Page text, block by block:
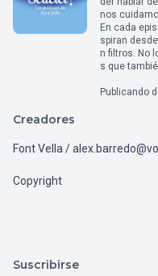
nos
En cada
spiran
n filtros. No
s que
Publicando
Creadores
Font Vella /
Copyright
Suscribirse